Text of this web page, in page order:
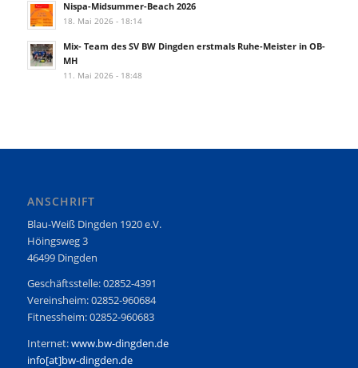
Nispa-Midsummer-Beach 2026
18. Mai 2026 - 18:14
Mix- Team des SV BW Dingden erstmals Ruhe-Meister in OB-
MH
11. Mai 2026 - 18:48
ANSCHRIFT
Blau-Weiß Dingden 1920 e.V.
Höingsweg 3
46499 Dingden
Geschäftsstelle: 02852-4391
Vereinsheim: 02852-960684
Fitnessheim: 02852-960683
Internet:www.bw-dingden.de
info[at]bw-dingden.de